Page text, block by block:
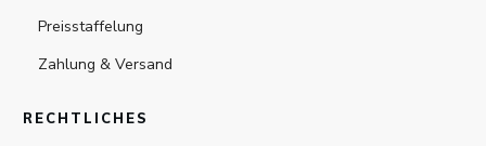
Preisstaffelung
Zahlung & Versand
RECHTLICHES